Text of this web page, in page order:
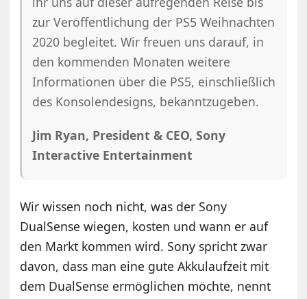
zur Veröffentlichung der PS5 Weihnachten
2020 begleitet. Wir freuen uns darauf, in
den kommenden Monaten weitere
Informationen über die PS5, einschließlich
des Konsolendesigns, bekanntzugeben.
Jim Ryan, President & CEO, Sony
Interactive Entertainment
Wir wissen noch nicht, was der Sony
DualSense wiegen, kosten und wann er auf
den Markt kommen wird. Sony spricht zwar
davon, dass man eine gute Akkulaufzeit mit
dem DualSense ermöglichen möchte, nennt